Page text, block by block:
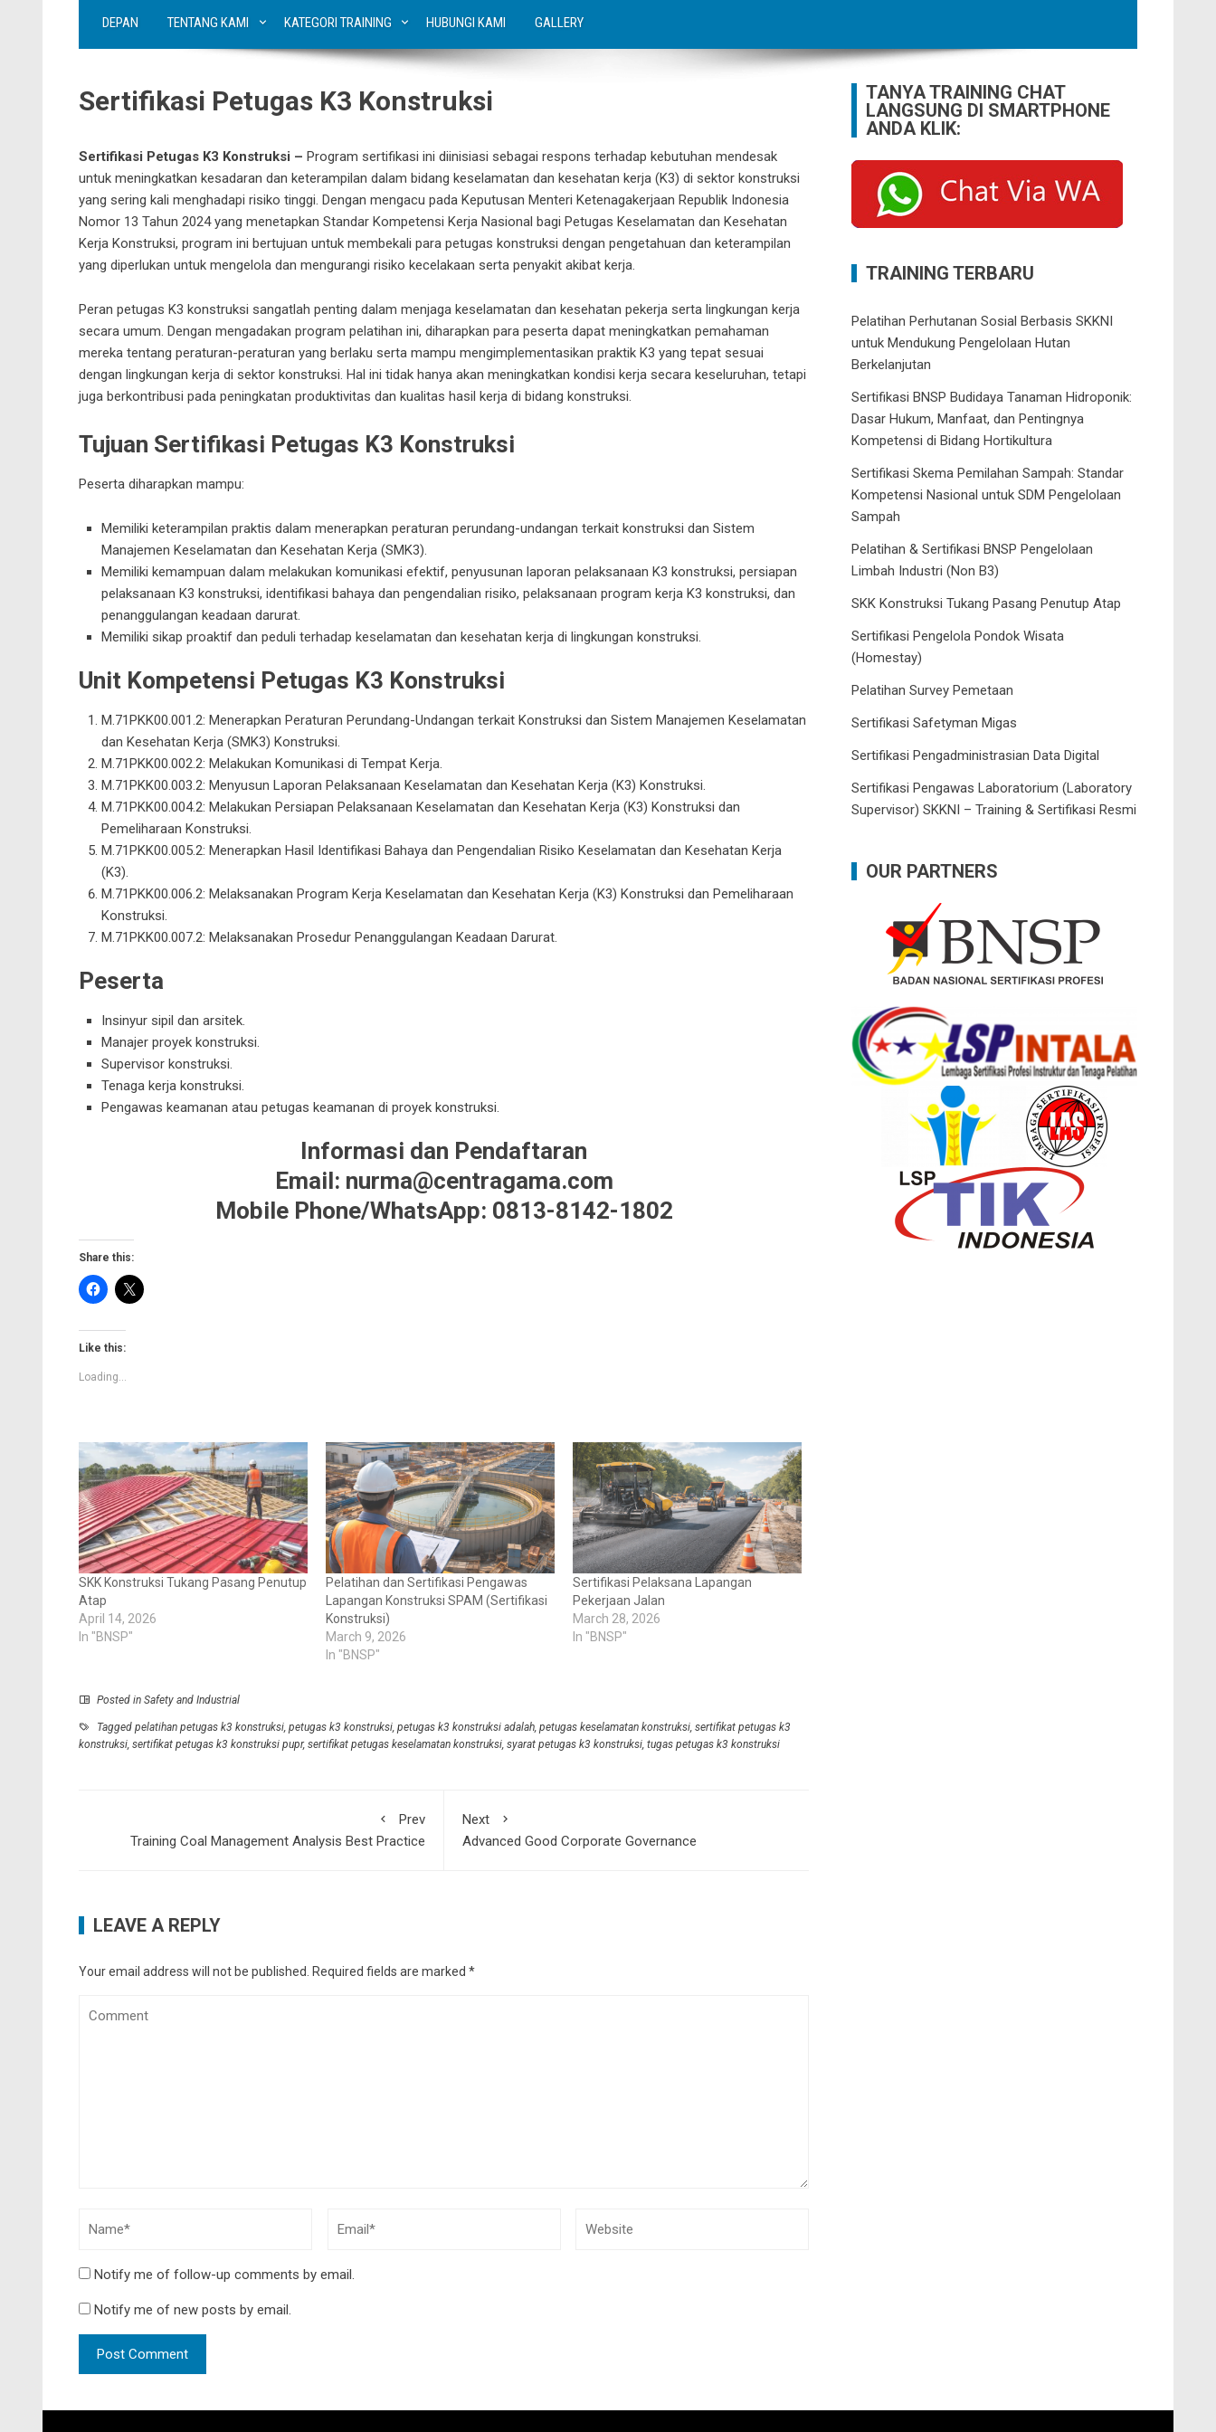
DEPAN TENTANG KAMI KATEGORI TRAINING HUBUNGI KAMI GALLERY
Sertifikasi Petugas K3 Konstruksi
Sertifikasi Petugas K3 Konstruksi – Program sertifikasi ini diinisiasi sebagai respons terhadap kebutuhan mendesak
untuk meningkatkan kesadaran dan keterampilan dalam bidang keselamatan dan kesehatan kerja (K3) di sektor konstruksi
yang sering kali menghadapi risiko tinggi. Dengan mengacu pada Keputusan Menteri Ketenagakerjaan Republik Indonesia
Nomor 13 Tahun 2024yang menetapkan Standar Kompetensi Kerja Nasional bagi Petugas Keselamatan dan Kesehatan
Kerja Konstruksi, program ini bertujuan untuk membekali para petugas konstruksi dengan pengetahuan dan keterampilan
yang diperlukan untuk mengelola dan mengurangi risiko kecelakaan serta penyakit akibat kerja.
Peran petugas K3 konstruksi sangatlah penting dalam menjaga keselamatan dan kesehatan pekerja serta lingkungan kerja
secara umum. Dengan mengadakan program pelatihan ini, diharapkan para peserta dapat meningkatkan pemahaman
mereka tentang peraturan-peraturan yang berlaku serta mampu mengimplementasikan praktik K3 yang tepat sesuai
dengan lingkungan kerja di sektor konstruksi. Hal ini tidak hanya akan meningkatkan kondisi kerja secara keseluruhan, tetapi
juga berkontribusi pada peningkatan produktivitas dan kualitas hasil kerja di bidang konstruksi.
Tujuan Sertifikasi Petugas K3 Konstruksi
Peserta diharapkan mampu:
Memiliki keterampilan praktis dalam menerapkan peraturan perundang-undangan terkait konstruksi dan Sistem
Manajemen Keselamatan dan Kesehatan Kerja (SMK3).
Memiliki kemampuan dalam melakukan komunikasi efektif, penyusunan laporan pelaksanaan K3 konstruksi, persiapan
pelaksanaan K3 konstruksi, identifikasi bahaya dan pengendalian risiko, pelaksanaan program kerja K3 konstruksi, dan
penanggulangan keadaan darurat.
Memiliki sikap proaktif dan peduli terhadap keselamatan dan kesehatan kerja di lingkungan konstruksi.
Unit Kompetensi Petugas K3 Konstruksi
M.71PKK00.001.2: Menerapkan Peraturan Perundang-Undangan terkait Konstruksi dan Sistem Manajemen Keselamatan
dan Kesehatan Kerja (SMK3) Konstruksi.
M.71PKK00.002.2: Melakukan Komunikasi di Tempat Kerja.
M.71PKK00.003.2: Menyusun Laporan Pelaksanaan Keselamatan dan Kesehatan Kerja (K3) Konstruksi.
M.71PKK00.004.2: Melakukan Persiapan Pelaksanaan Keselamatan dan Kesehatan Kerja (K3) Konstruksi dan
Pemeliharaan Konstruksi.
M.71PKK00.005.2: Menerapkan Hasil Identifikasi Bahaya dan Pengendalian Risiko Keselamatan dan Kesehatan Kerja
(K3).
M.71PKK00.006.2: Melaksanakan Program Kerja Keselamatan dan Kesehatan Kerja (K3) Konstruksi dan Pemeliharaan
Konstruksi.
M.71PKK00.007.2: Melaksanakan Prosedur Penanggulangan Keadaan Darurat.
Peserta
Insinyur sipil dan arsitek.
Manajer proyek konstruksi.
Supervisor konstruksi.
Tenaga kerja konstruksi.
Pengawas keamanan atau petugas keamanan di proyek konstruksi.
Informasi dan Pendaftaran
Email: nurma@centragama.com
Mobile Phone/WhatsApp: 0813-8142-1802
Share this:
Like this:
Loading...
SKK Konstruksi Tukang Pasang Penutup
Atap
April 14, 2026
In "BNSP"
Pelatihan dan Sertifikasi Pengawas
Lapangan Konstruksi SPAM (Sertifikasi
Konstruksi)
March 9, 2026
In "BNSP"
Sertifikasi Pelaksana Lapangan
Pekerjaan Jalan
March 28, 2026
In "BNSP"
Posted in Safety and Industrial
Tagged pelatihan petugas k3 konstruksi petugas k3 konstruksi petugas k3 konstruksi adalah petugas keselamatan konstruksi sertifikat petugas k3
konstruksi sertifikat petugas k3 konstruksi pupr, sertifikat petugas keselamatan konstruksi syarat petugas k3 konstruksi tugas petugas k3 konstruksi
Prev
Training Coal Management Analysis Best Practice
Next
Advanced Good Corporate Governance
LEAVE A REPLY
Your email address will not be published. Required fields are marked *
Notify me of follow-up comments by email.
Notify me of new posts by email.
TANYA TRAINING CHAT
LANGSUNG DI SMARTPHONE
ANDA KLIK:
TRAINING TERBARU
Pelatihan Perhutanan Sosial Berbasis SKKNI
untuk Mendukung Pengelolaan Hutan
Berkelanjutan
Sertifikasi BNSP Budidaya Tanaman Hidroponik:
Dasar Hukum, Manfaat, dan Pentingnya
Kompetensi di Bidang Hortikultura
Sertifikasi Skema Pemilahan Sampah: Standar
Kompetensi Nasional untuk SDM Pengelolaan
Sampah
Pelatihan & Sertifikasi BNSP Pengelolaan
Limbah Industri (Non B3)
SKK Konstruksi Tukang Pasang Penutup Atap
Sertifikasi Pengelola Pondok Wisata
(Homestay)
Pelatihan Survey Pemetaan
Sertifikasi Safetyman Migas
Sertifikasi Pengadministrasian Data Digital
Sertifikasi Pengawas Laboratorium (Laboratory
Supervisor) SKKNI – Training & Sertifikasi Resmi
OUR PARTNERS